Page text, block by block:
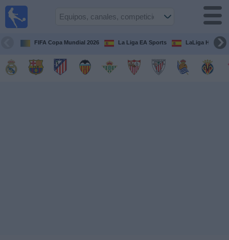
FIFA Copa Mundial 2026 La Liga EA Sports LaLiga
Guía de
Televisados